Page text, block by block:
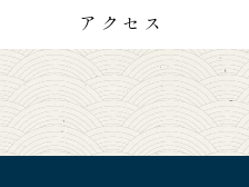
アクセス